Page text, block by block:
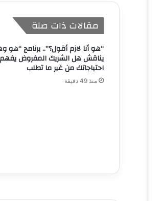
مقالات ذات صلة
“هو أنا لازم أقول؟”.. برنامج “هو
يناقش هل الشريك المفروض يفهم
احتياجاتك من غير ما تطلب
منذ 49 دقيقة